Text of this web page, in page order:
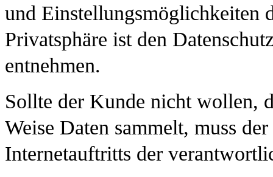
und Einstellungsmöglichkeiten
Privatsphäre ist den
entnehmen.
Sollte der Kunde nicht wollen,
Weise Daten sammelt, muss
Internetauftritts der